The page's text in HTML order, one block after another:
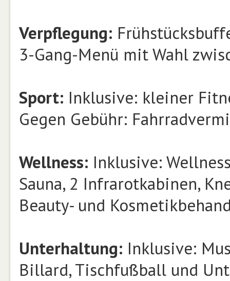
Verpflegung:
3-Gang-Menü mit Wahl
Sport: Inklusive: kleiner
Gegen Gebühr:
Wellness: Inklusive:
Sauna, 2 Infrarotkabinen,
Beauty- und
Unterhaltung: Inklusive:
Billard, Tischfußball und